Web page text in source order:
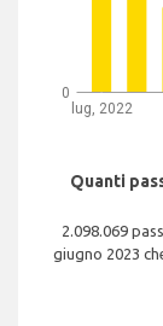
lug, 2022
0
Quanti
2.098.069
giugno 2023